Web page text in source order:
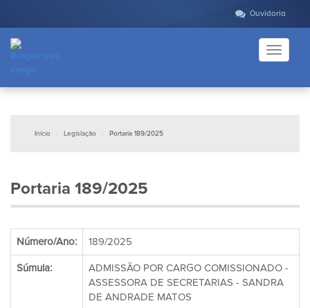
Ouvidoria
Toggle
Início Legislação Portaria 189/2025
Portaria 189/2025
Número/Ano: 189/2025
Súmula:
ADMISSÃO POR CARGO COMISSIONADO -
ASSESSORA DE SECRETARIAS - SANDRA
DE ANDRADE MATOS